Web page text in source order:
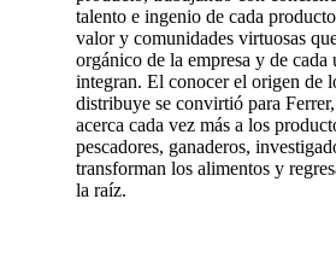
talento e ingenio de cada
valor y comunidades virtuosas
orgánico de la empresa y de cada
integran. El conocer el origen de
distribuye se convirtió para
acerca cada vez más a los
pescadores, ganaderos,
transforman los alimentos y
la raíz.